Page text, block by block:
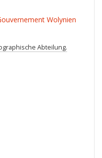
Wolynien
Abteilung.